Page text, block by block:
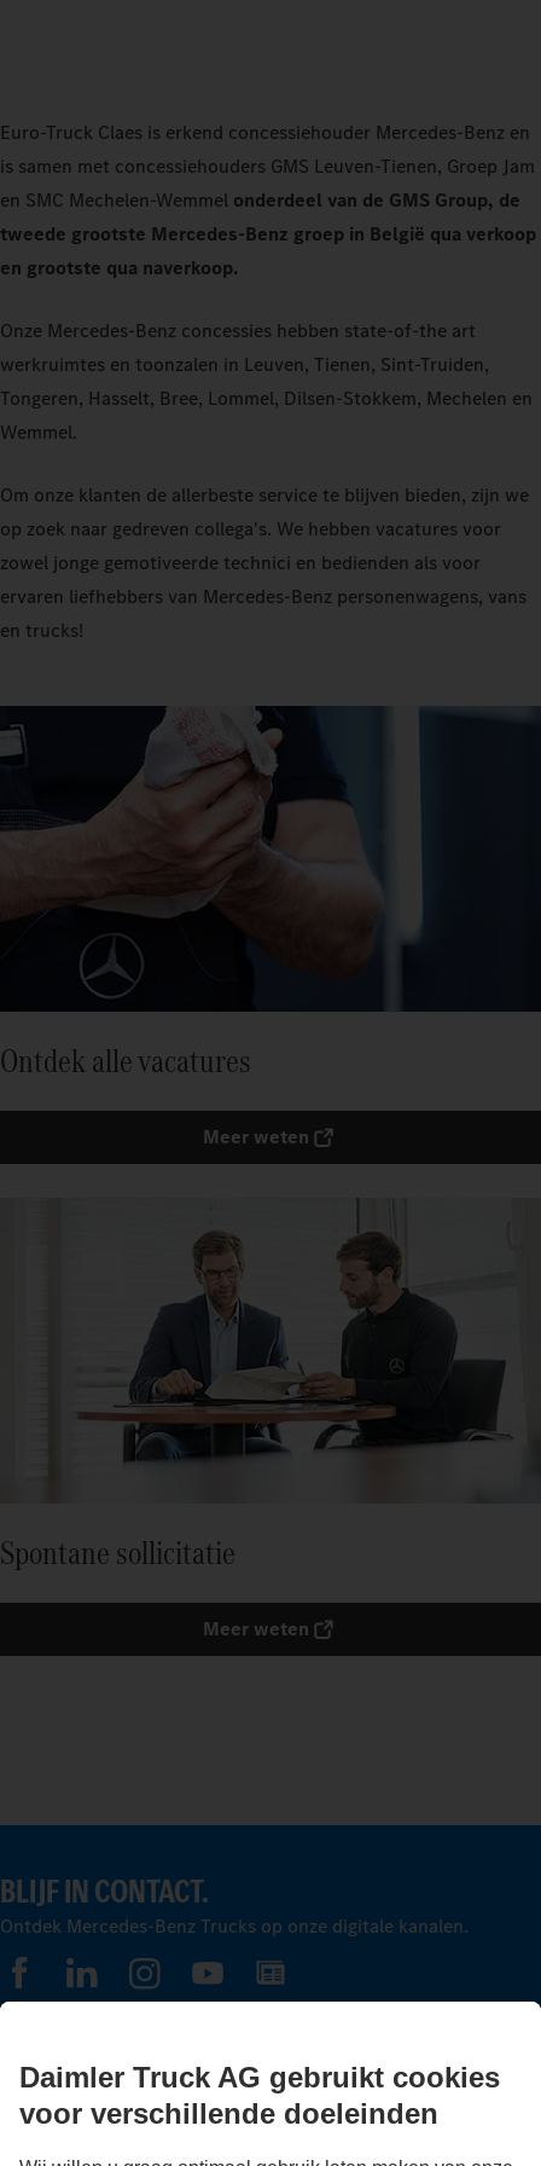
Euro-Truck Claes is erkend concessiehouder Mercedes-Benz en
is samen met concessiehouders GMS Leuven-Tienen, Groep Jam
en SMC Mechelen-Wemmel onderdeel van de GMS Group, de
tweede grootste Mercedes-Benz groep in België qua verkoop
en grootste qua naverkoop.
Onze Mercedes-Benz concessies hebben state-of-the art
werkruimtes en toonzalen in Leuven, Tienen, Sint-Truiden,
Tongeren, Hasselt, Bree, Lommel, Dilsen-Stokkem, Mechelen en
Wemmel.
Om onze klanten de allerbeste service te blijven bieden, zijn we
op zoek naar gedreven collega's. We hebben vacatures voor
zowel jonge gemotiveerde technici en bedienden als voor
ervaren liefhebbers van Mercedes-Benz personenwagens, vans
en trucks!
Ontdek alle vacatures
Meer weten
Spontane sollicitatie
Meer weten
BLIJF IN CONTACT.
Ontdek Mercedes-Benz Trucks op onze digitale kanalen.